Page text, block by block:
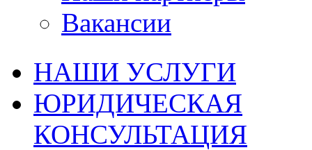
Вакансии
НАШИ УСЛУГИ
ЮРИДИЧЕСКАЯ
КОНСУЛЬТАЦИЯ